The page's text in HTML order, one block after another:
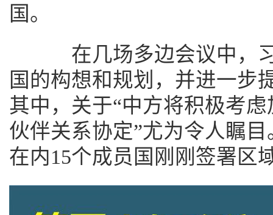
国。
在几场多边会议中，习
国的构想和规划，并进一步
其中，关于“中方将积极考
伙伴关系协定”尤为令人瞩
在内15个成员国刚刚签署区